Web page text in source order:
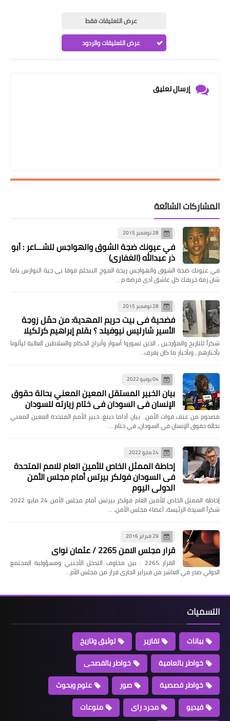
عرض التعليقات فقط
عرض التعليقات والردود
إرسال تعليق
المشاركات الشائعة
28 نوفمبر 2015
في عيونك ضجة الشوق والهواجس للشـــاعر : أبو
ذر عبدالله (الغفاري)
في عيونك ضجة الشوق والهواجس ريحة الموج البنحلم فوقا بى جية النوارس ياما
شان زفة خريفك كل عاشق أدى فرضة م…
28 نوفمبر 2015
فضحية فى بيت حريم المهدية: من حمّل زوجة
الأسير شارليس نيوفيلد ؟ بقلم إبراهيم كرتكيلا
شكراً للتاريخ والمؤرخين ، الذين تسوروا أسوار وأبراج الحكام والسلاطين العالية ليأتونا
بأخبارهم ، وبأخبار ما كان يعرف…
04 يونيو 2022
بيان الخبير المستقل المعين المعني بحالة حقوق
الإنسان في السودان في ختام زيارته للسودان
مصدوم من عنف قوات الأمن.. بيان أداما دينغ، خبير الأمم المتحدة المعين المعني
بحالة حقوق الإنسان في السودان، في ختام …
24 مايو 2022
إحاطة الممثل الخاص للأمين العام للامم المتحدة
فى السودان فولكر بيرتس أمام مجلس الأمن
الدولي اليوم
إحاطة الممثل الخاص للأمين العام فولكر بيرتس أمام مجلس الأمن 24 مايو 2022
شكراً السيدة الرئيسة، أعضاء مجلس الأمن، …
29 فبراير 2016
قرار مجلس الامن 2265 / عثمان نواى
القرار 2265 : بين مخاوف التدخل الأجنبي ومسؤولية المجتمع
الدولي صدر في العاشر من فبراير الجارى قرار من مجلس الأم…
التسميات
بيانات تقارير
توثيق وتاريخ
خواطر بالعامية
خواطر بالفصحى
خواطر قصصية
صور
علوم وبحوث
فيديو
مجرد راى منوعات